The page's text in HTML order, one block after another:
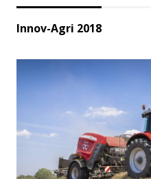
Innov-Agri 2018